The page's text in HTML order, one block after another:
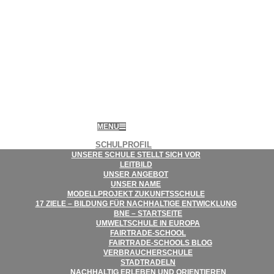
MENU
SCHUL­PRO­FIL
UNSERE SCHULE STELLT SICH VOR
LEIT­BILD
UNSER ANGE­BOT
UNSER NAME
MODELL­PRO­JEKT ZUKUNFTSSCHULE
17 ZIELE – BIL­DUNG FÜR NACH­HAL­TIGE ENTWICKLUNG
BNE – STARTSEITE
UMWELT­SCHULE IN EUROPA
FAIR­­TRADE-SCHOOL
FAIR­TRADE-SCHOOLS BLOG
VER­BRAU­CHER­SCHULE
STADT­RA­DELN
NACH­HAL­TIG ERLE­BEN UND ORIENTIEREN